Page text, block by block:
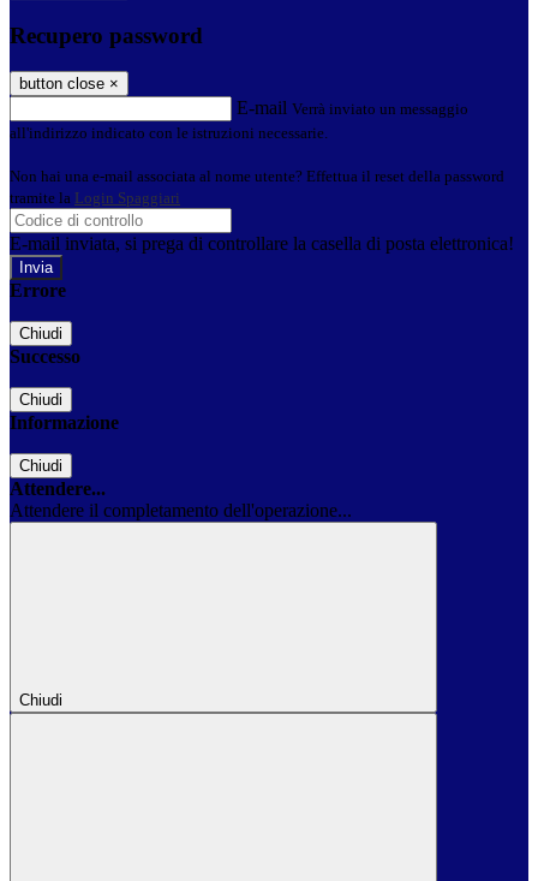
Recupero password
button close ×
E-mail Verrà inviato un messaggio
all'indirizzo indicato con le istruzioni necessarie.
Non hai una e-mail associata al nome utente? Effettua il reset della password
tramite la Login Spaggiari
E-mail inviata, si prega di controllare la casella di posta elettronica!
Errore
Chiudi
Successo
Chiudi
Informazione
Chiudi
Attendere...
Attendere il completamento dell'operazione...
Chiudi